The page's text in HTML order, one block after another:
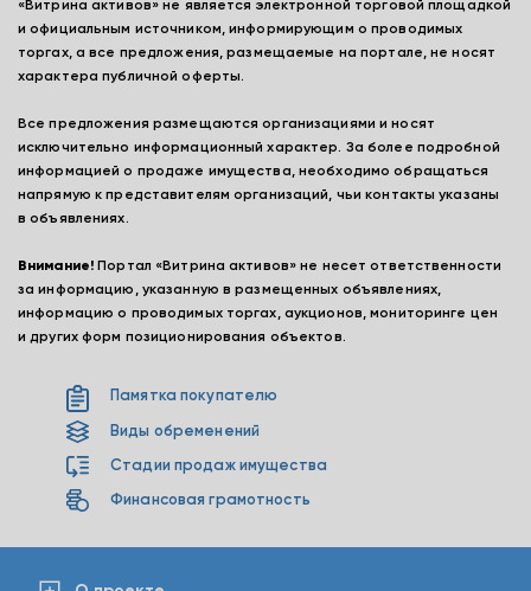
«Витрина активов» не является электронной торговой площадкой
и официальным источником, информирующим о проводимых
торгах, а все предложения, размещаемые на портале, не носят
характера публичной оферты.
Все предложения размещаются организациями и носят
исключительно информационный характер. За более подробной
информацией о продаже имущества, необходимо обращаться
напрямую к представителям организаций, чьи контакты указаны
в объявлениях.
Внимание! Портал «Витрина активов» не несет ответственности
за информацию, указанную в размещенных объявлениях,
информацию о проводимых торгах, аукционов, мониторинге цен
и других форм позиционирования объектов.
Памятка покупателю
Виды обременений
Стадии продаж имущества
Финансовая грамотность